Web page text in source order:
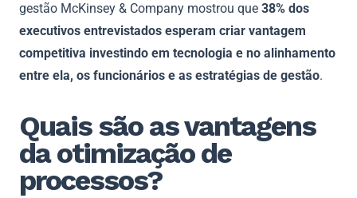
gestão McKinsey & Company mostrou que 38% dos
executivos entrevistados esperam criar vantagem
competitiva investindo em tecnologia e no alinhamento
entre ela, os funcionários e as estratégias de gestão.
Quais são as vantagens
da otimização de
processos?